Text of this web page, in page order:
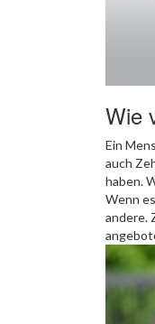
Wie
Ein
auch
haben.
Wenn
andere.